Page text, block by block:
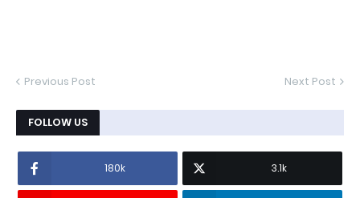
Previous Post Next Post
FOLLOW US
180k 3.1k